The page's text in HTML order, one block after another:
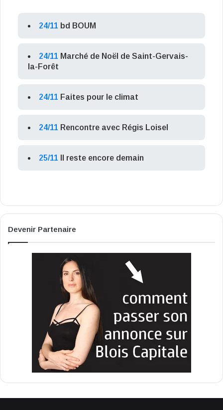
24/11 bd BOUM
24/11 Marché de Noël de Saint-Gervais-
la-Forêt
24/11 Faites pour le climat
24/11 Rencontre avec Régis Loisel
25/11 Il reste encore demain
Devenir Partenaire